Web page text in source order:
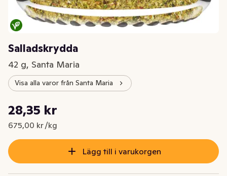
Salladskrydda
42 g, Santa Maria
Visa alla varor från Santa Maria
Nuvarande pris är: 28,35 kr
28,35 kr
675,00 kr /kg
Styckpris: 675,00 kr /kg
Lägg till i varukorgen